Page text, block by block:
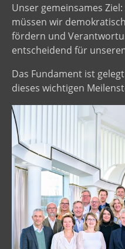
Unser gemeinsames
müssen wir
fördern und
entscheidend für
Das Fundament ist
dieses wichtigen